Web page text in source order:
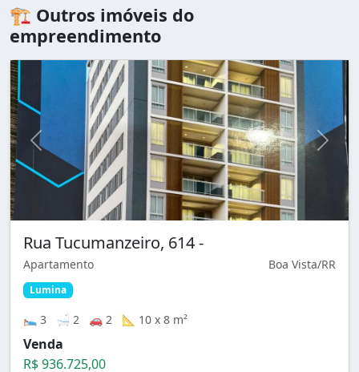
🏗️ Outros imóveis do
empreendimento
Rua Tucumanzeiro, 614 -
Apartamento Boa Vista/RR
Lumina
🛌 3 🛁 2 🚗 2 📐 10 x 8 m²
Venda
R$ 936.725,00